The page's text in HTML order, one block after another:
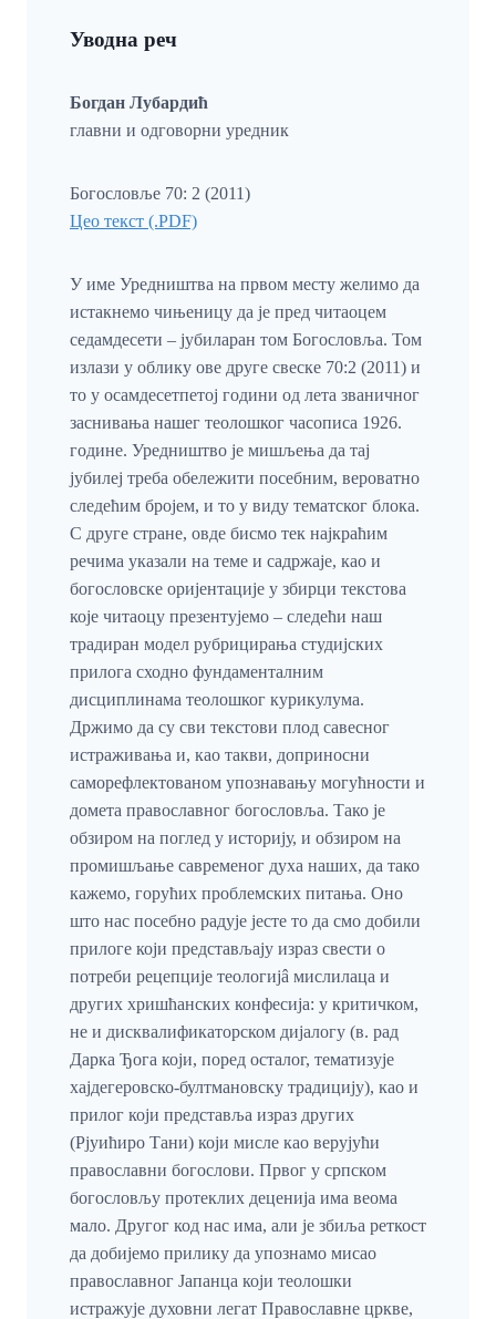
Уводна реч
Богдан Лубардић
главни и одговорни уредник
Богословље 70: 2 (2011)
Цео текст (.PDF)
У име Уредништва на првом месту желимо да
истакнемо чињеницу да је пред читаоцем
седамдесети – јубиларан том Богословља. Том
излази у облику ове друге свеске 70:2 (2011) и
то у осамдесетпетој години од лета званичног
заснивања нашег теолошког часописа 1926.
године. Уредништво је мишљења да тај
јубилеј треба обележити посебним, вероватно
следећим бројем, и то у виду тематског блока.
С друге стране, овде бисмо тек најкраћим
речима указали на теме и садржаје, као и
богословске оријентације у збирци текстова
које читаоцу презентујемо – следећи наш
традиран модел рубрицирања студијских
прилога сходно фундаменталним
дисциплинама теолошког курикулума.
Држимо да су сви текстови плод савесног
истраживања и, као такви, доприносни
саморефлектованом упознавању могућности и
домета православног богословља. Тако је
обзиром на поглед у историју, и обзиром на
промишљање савременог духа наших, да тако
кажемо, горућих проблемских питања. Оно
што нас посебно радује јесте то да смо добили
прилоге који представљају израз свести о
потреби рецепције теологијâ мислилаца и
других хришћанских конфесија: у критичком,
не и дисквалификаторском дијалогу (в. рад
Дарка Ђога који, поред осталог, тематизује
хајдегеровско-бултмановску традицију), као и
прилог који представља израз других
(Рјуићиро Тани) који мисле као верујући
православни богослови. Првог у српском
богословљу протеклих деценија има веома
мало. Другог код нас има, али је збиља реткост
да добијемо прилику да упознамо мисао
православног Јапанца који теолошки
истражује духовни легат Православне цркве,